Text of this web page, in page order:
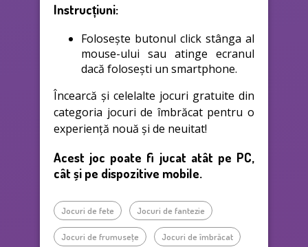
Instrucțiuni:
Folosește butonul click stânga al
mouse-ului sau atinge ecranul
dacă folosești un smartphone.
Încearcă și celelalte jocuri gratuite din
categoria jocuri de îmbrăcat pentru o
experiență nouă și de neuitat!
Acest joc poate fi jucat atât pe PC,
cât și pe dispozitive mobile.
Jocuri de fete Jocuri de fantezie
Jocuri de frumuseţe Jocuri de îmbrăcat